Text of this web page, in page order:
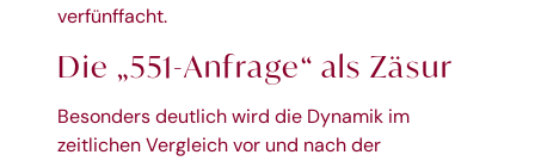
verfünffacht.
Die „551-Anfrage“ als Zäsur
Besonders deutlich wird die Dynamik im
zeitlichen Vergleich vor und nach der